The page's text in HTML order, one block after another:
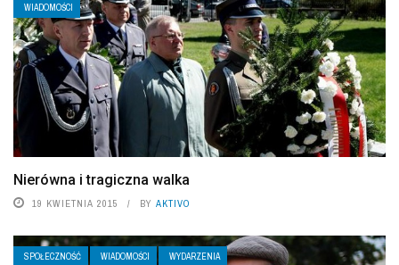
WIADOMOŚCI
Nierówna i tragiczna walka
19 KWIETNIA 2015 BY AKTIVO
SPOŁECZNOŚĆ WIADOMOŚCI WYDARZENIA